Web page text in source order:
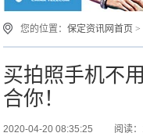
您的位置：保定资讯网首页 >
买拍照手机不
合你！
2020-04-20 08:35:25 阅读